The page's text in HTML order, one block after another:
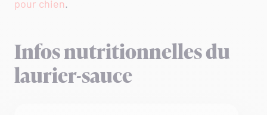
pour chien.
Infos nutritionnelles du
laurier-sauce